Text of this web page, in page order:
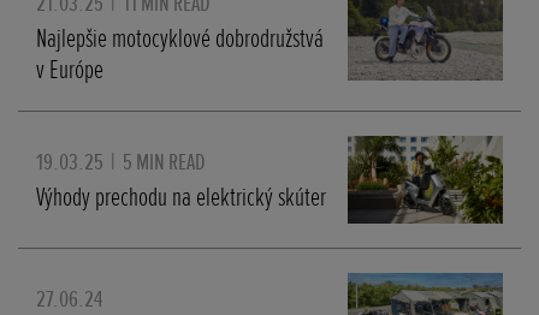
Najlepšie motocyklové dobrodružstvá
v Európe
19.03.25 | 5 MIN READ
Výhody prechodu na elektrický skúter
27.06.24